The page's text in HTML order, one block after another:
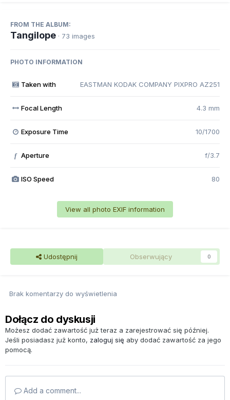
FROM THE ALBUM:
Tangilope · 73 images
PHOTO INFORMATION
Taken with EASTMAN KODAK COMPANY PIXPRO AZ251
Focal Length 4.3 mm
Exposure Time 10/1700
f Aperture f/3.7
ISO Speed 80
View all photo EXIF information
Udostępnij Obserwujący 0
Brak komentarzy do wyświetlenia
Dołącz do dyskusji
Możesz dodać zawartość już teraz a zarejestrować się później.
Jeśli posiadasz już konto, zaloguj się aby dodać zawartość za jego
pomocą.
Add a comment...